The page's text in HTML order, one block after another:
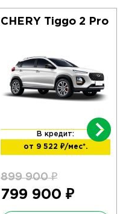
CHERY Tiggo 2 Pro
В кредит:
от 9 522 ₽/мес*.
899 900₽
799 900 ₽